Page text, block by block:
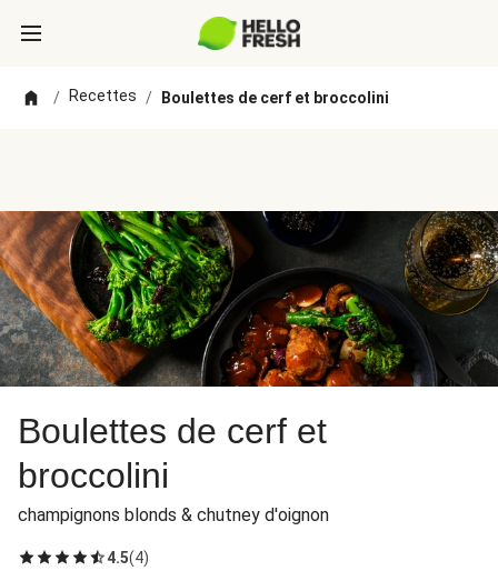
/ Recettes / Boulettes de cerf et broccolini
Boulettes de cerf et
broccolini
champignons blonds & chutney d'oignon
4.5(4)